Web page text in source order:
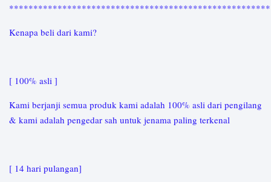
Kenapa beli dari kami?
[ 100% asli ]
Kami berjanji semua produk kami adalah 100% asli dari pengilang
& kami adalah pengedar sah untuk jenama paling terkenal
[ 14 hari pulangan]